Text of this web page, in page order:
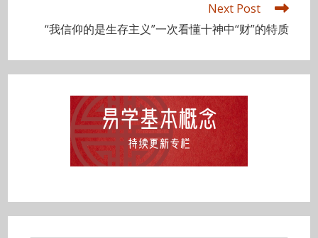
Next Post
“我信仰的是生存主义”一次看懂十神中“财”的特质